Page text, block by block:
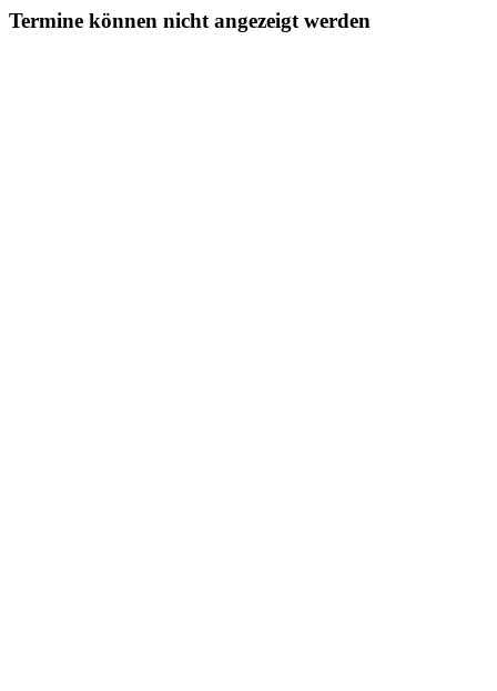
Termine können nicht angezeigt werden